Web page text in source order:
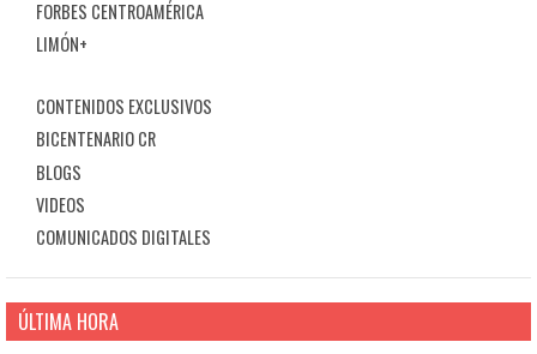
FORBES CENTROAMÉRICA
LIMÓN+
CONTENIDOS EXCLUSIVOS
BICENTENARIO CR
BLOGS
VIDEOS
COMUNICADOS DIGITALES
ÚLTIMA HORA